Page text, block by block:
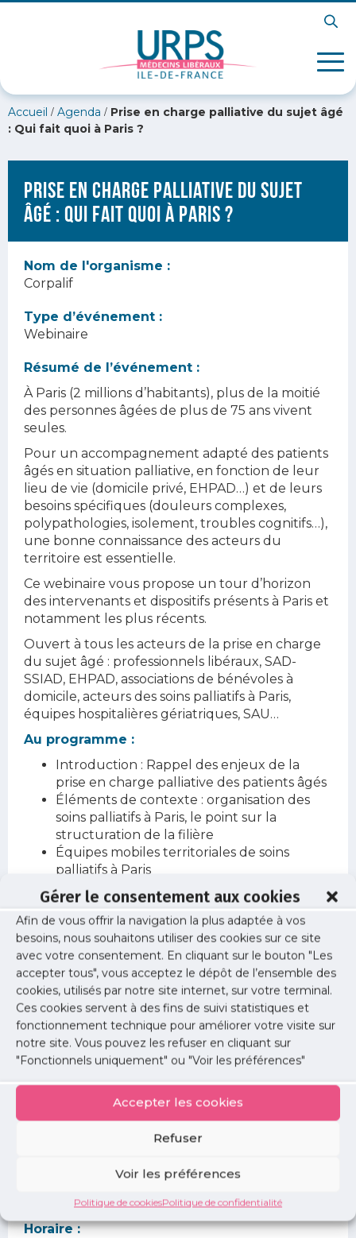
Gérer le consentement aux cookies
Afin de vous offrir la navigation la plus adaptée à vos
besoins, nous souhaitons utiliser des cookies sur ce site
avec votre consentement. En cliquant sur le bouton "Les
accepter tous", vous acceptez le dépôt de l’ensemble des
cookies, utilisés par notre site internet, sur votre terminal.
Ces cookies servent à des fins de suivi statistiques et
fonctionnement technique pour améliorer votre visite sur
notre site. Vous pouvez les refuser en cliquant sur
"Fonctionnels uniquement" ou "Voir les préférences"
Accepter les cookies
Refuser
Voir les préférences
Politique de cookiesPolitique de confidentialité
Accueil / Agenda / Prise en charge palliative du sujet âgé
: Qui fait quoi à Paris ?
Prise en charge palliative du sujet
âgé : Qui fait quoi à Paris ?
Nom de l'organisme :
Corpalif
Type d’événement :
Webinaire
Résumé de l’événement :
À Paris (2 millions d’habitants), plus de la moitié
des personnes âgées de plus de 75 ans vivent
seules.
Pour un accompagnement adapté des patients
âgés en situation palliative, en fonction de leur
lieu de vie (domicile privé, EHPAD…) et de leurs
besoins spécifiques (douleurs complexes,
polypathologies, isolement, troubles cognitifs…),
une bonne connaissance des acteurs du
territoire est essentielle.
Ce webinaire vous propose un tour d’horizon
des intervenants et dispositifs présents à Paris et
notamment les plus récents.
Ouvert à tous les acteurs de la prise en charge
du sujet âgé : professionnels libéraux, SAD-
SSIAD, EHPAD, associations de bénévoles à
domicile, acteurs des soins palliatifs à Paris,
équipes hospitalières gériatriques, SAU…
Au programme :
Introduction : Rappel des enjeux de la
prise en charge palliative des patients âgés
Éléments de contexte : organisation des
soins palliatifs à Paris, le point sur la
structuration de la filière
Équipes mobiles territoriales de soins
palliatifs à Paris
Isolement à domicile des personnes âgées :
rôle des bénévoles dans le repérage
Prévenir et gérer une situation palliative
« urgente »
Adresser un patient âgé en Unité de soins
palliatifs : indications et démarche
Sécurisation des patients en perte
d’autonomie avec l’équipe mobile de
psychiatrie du sujet âgé
Ressources et outils de formation :
identifier une situation palliative, recourir
aux acteurs experts de soins palliatifs au
bon moment
jeudi 09 octobre 2025
Horaire :